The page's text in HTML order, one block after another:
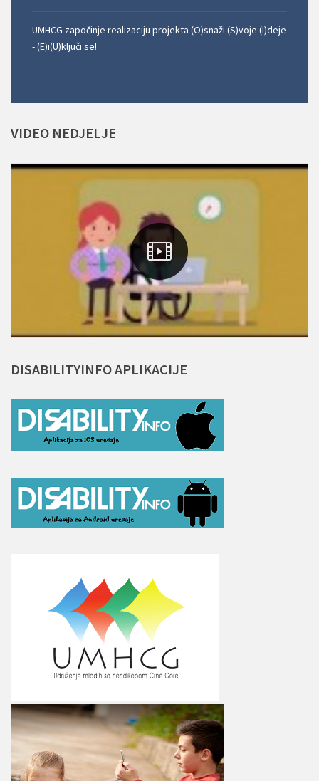
UMHCG započinje realizaciju projekta (O)snaži (S)voje (I)deje
- (E)i(U)ključi se!
VIDEO NEDJELJE
DISABILITYINFOAPLIKACIJE